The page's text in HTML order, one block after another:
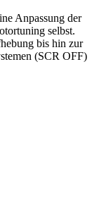
Anpassung der
selbst.
bis hin zur
(SCR OFF)